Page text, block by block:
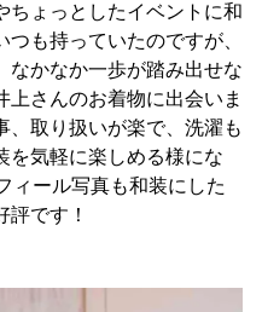
ちょっとしたイベントに和
も持っていたのですが、
なかなか一歩が踏み出せな
上さんのお着物に出会いま
、取り扱いが楽で、洗濯も
を気軽に楽しめる様にな
ィール写真も和装にした
です！